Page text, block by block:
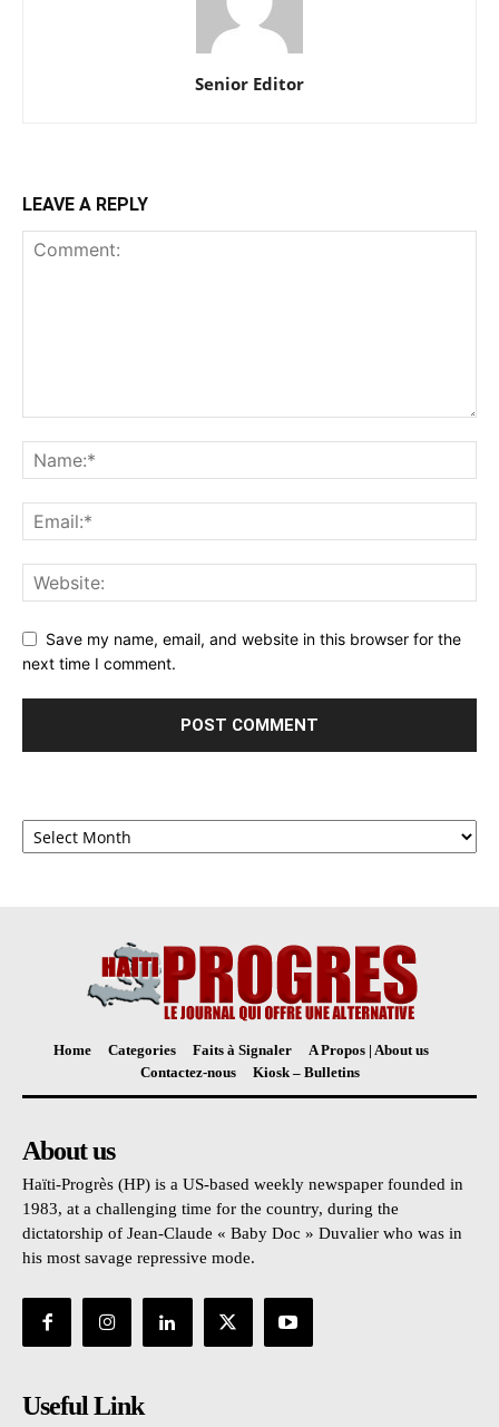
Senior Editor
LEAVE A REPLY
Save my name, email, and website in this browser for the
next time I comment.
Archives
Home Categories Faits à Signaler
A Propos | About us
Contactez-nous
Kiosk – Bulletins
About us
Haïti-Progrès (HP) is a US-based weekly newspaper founded in
1983, at a challenging time for the country, during the
dictatorship of Jean-Claude « Baby Doc » Duvalier who was in
his most savage repressive mode.
Useful Link